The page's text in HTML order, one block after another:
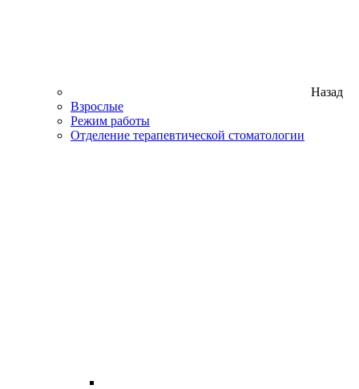
Назад
Взрослые
Режим работы
Отделение терапевтической стоматологии